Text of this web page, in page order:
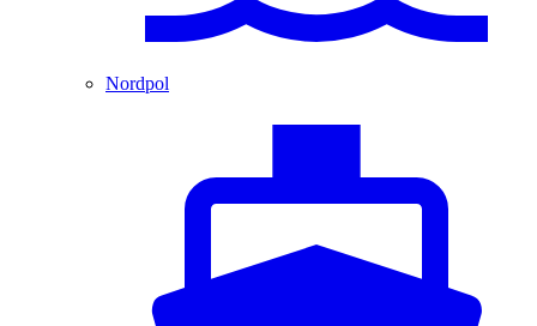
Nordpol